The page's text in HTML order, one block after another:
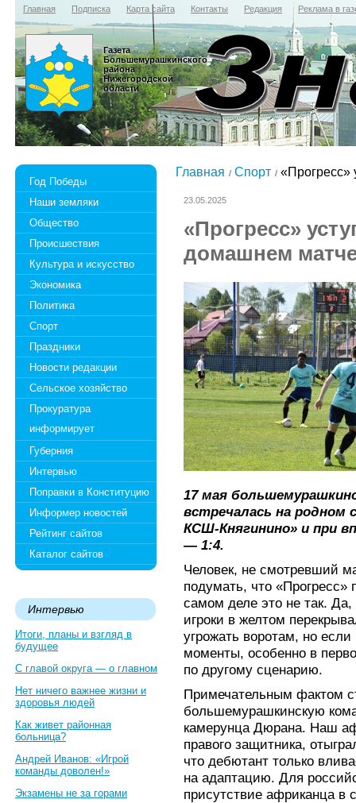
Главная Подписка Карта сайта Контакты Редакция Реклама в
Газета
Большемурашкинского
района
Нижегородской
области
Год Победы
Наши земляки
Общество
Происшествия
Культура и искусство
Экономика
Политика
Спорт
Праздники
Новости редакции
Сельское хозяйство
Прокуратура
информирует
Губерния
Интервью
Поправки в Конституцию
Информер новостей
Рейтинг сайтов
Каталог сайтов
Интервью
Итоги, планы и взгляд в
будущее
С главой округа — о главном
Нет ничего важнее жизни и
здоровья людей
Как живет районная
больница?
Андрей Иванов: «Игрой
команды доволен!»
Экзамены не за горами
Главная Спорт «Прогресс»
23.05.2025
«Прогресс»
домашнем
17 мая
встречалась на родном
КСШ-Княгинино» и при
— 1:4.
Человек, не смотревший
подумать, что «Прогресс»
самом деле это не так.
игроки в желтом
угрожать воротам, но
моменты, особенно в
по другому сценарию.
Примечательным фактом
большемурашкинскую
камерунца Дюрана. Наш
правого защитника,
что дебютант только
на адаптацию. Для
присутствие африканца в